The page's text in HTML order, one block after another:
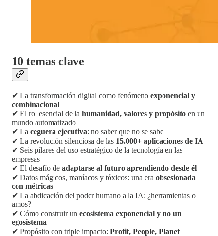
10 temas clave
✔ La transformación digital como fenómeno exponencial y
combinacional
✔ El rol esencial de la humanidad, valores y propósito en un
mundo automatizado
✔ La ceguera ejecutiva: no saber que no se sabe
✔ La revolución silenciosa de las 15.000+ aplicaciones de IA
✔ Seis pilares del uso estratégico de la tecnología en las
empresas
✔ El desafío de adaptarse al futuro aprendiendo desde él
✔ Datos mágicos, maníacos y tóxicos: una era obsesionada
con métricas
✔ La abdicación del poder humano a la IA: ¿herramientas o
amos?
✔ Cómo construir un ecosistema exponencial y no un
egosistema
✔ Propósito con triple impacto: Profit, People, Planet